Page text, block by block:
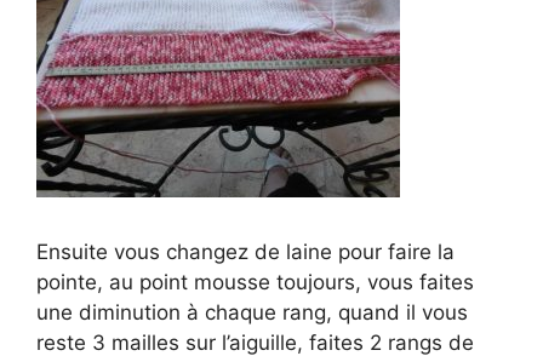
d
e
o
Ensuite vous changez de laine pour faire la
pointe, au point mousse toujours, vous faites
une diminution à chaque rang, quand il vous
reste 3 mailles sur l’aiguille, faites 2 rangs de